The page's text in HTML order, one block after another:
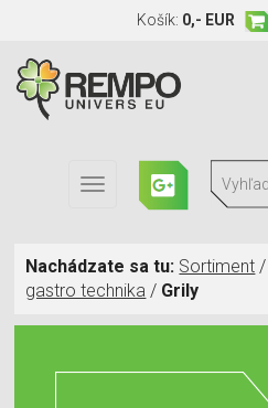
Košík: 0,- EUR
Toggle
navigation
Nachádzate sa tu: Sortiment /
gastro technika / Grily